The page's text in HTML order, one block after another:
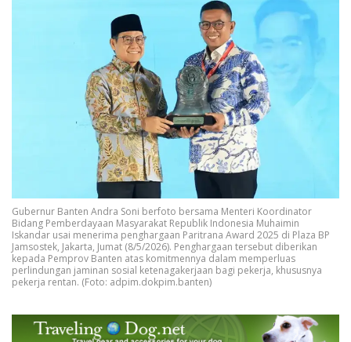
Gubernur Banten Andra Soni berfoto bersama Menteri Koordinator
Bidang Pemberdayaan Masyarakat Republik Indonesia Muhaimin
Iskandar usai menerima penghargaan Paritrana Award 2025 di Plaza BP
Jamsostek, Jakarta, Jumat (8/5/2026). Penghargaan tersebut diberikan
kepada Pemprov Banten atas komitmennya dalam memperluas
perlindungan jaminan sosial ketenagakerjaan bagi pekerja, khususnya
pekerja rentan. (Foto: adpim.dokpim.banten)